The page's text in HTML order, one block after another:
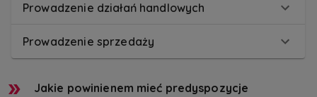
Prowadzenie działań handlowych
Prowadzenie sprzedaży
Jakie powinienem mieć predyspozycje